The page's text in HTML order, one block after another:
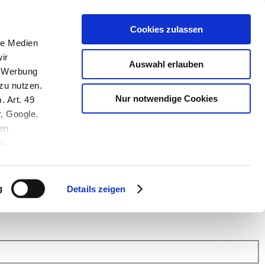
Medien
nutzen.
Art. 49
Google,
Details zeigen
Cookies zulassen
Auswahl erlauben
Nur notwendige Cookies